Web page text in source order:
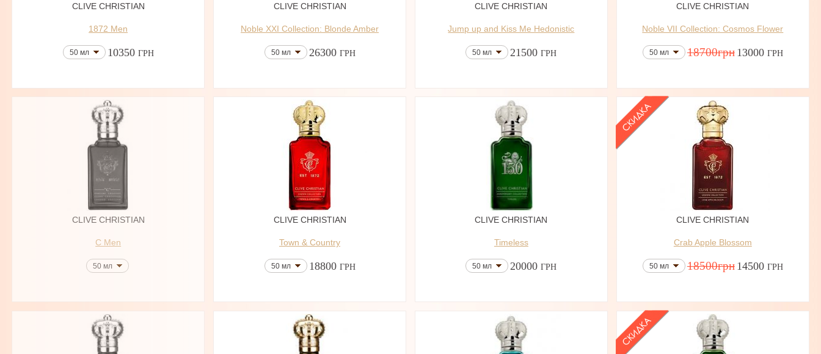
CLIVE CHRISTIAN
1872 Men
50 мл 10350 ГРН
CLIVE CHRISTIAN
Noble XXI Collection: Blonde Amber
50 мл 26300 ГРН
CLIVE CHRISTIAN
Jump up and Kiss Me Hedonistic
50 мл 21500 ГРН
CLIVE CHRISTIAN
Noble VII Collection: Cosmos Flower
50 мл 18700грн 13000 ГРН
CLIVE CHRISTIAN
C Men
50 мл
CLIVE CHRISTIAN
Town & Country
50 мл 18800 ГРН
CLIVE CHRISTIAN
Timeless
50 мл 20000 ГРН
CLIVE CHRISTIAN
Crab Apple Blossom
50 мл 18500грн 14500 ГРН